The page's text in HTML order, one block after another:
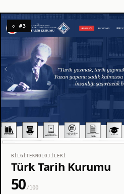
◇ #3
BILGITEKNOLOJILERI
Türk Tarih Kurumu
50/100